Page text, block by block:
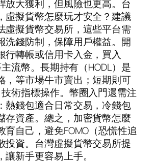
放大獲利，但風險也更高。台
虛擬貨幣怎麼玩才安全？建議
虛擬貨幣交易所，這些平台需
洗錢防制，保障用戶權益。開
行轉帳或信用卡入金，買入
主流幣。長期持有（HODL）是
，等市場牛市賣出；短期則可
術指標操作。幣圈入門還需注
熱錢包適合日常交易，冷錢包
存資產。總之，加密貨幣怎麼
育自己，避免FOMO（恐慌性追
投資。台灣虛擬貨幣交易所提
新手更容易上手。